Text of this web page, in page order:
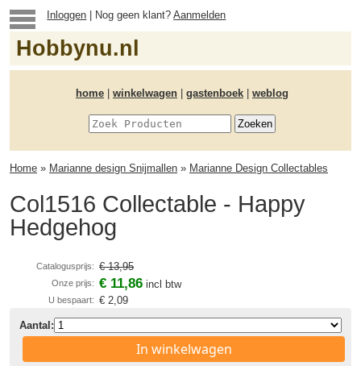
Inloggen | Nog geen klant?Aanmelden
Hobbynu.nl
home winkelwagen gastenboek weblog
Home » Marianne design Snijmallen » Marianne Design Collectables
Col1516 Collectable - Happy
Hedgehog
Catalogusprijs: € 13,95
Onze prijs: € 11,86 incl btw
U bespaart: € 2,09
Aantal:
In winkelwagen